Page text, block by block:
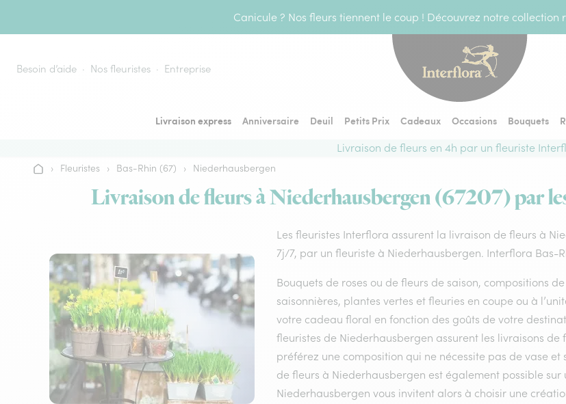
Canicule ? Nos fleurs tiennent le coup ! Découvrez notre collection
Besoin d’aide Nos fleuristes Entreprise
Livraison express Anniversaire Deuil Petits Prix Cadeaux Occasions Bouquets
Livraison de fleurs en 4h par un fleuriste
Accueil
› Fleuristes › Bas-Rhin (67) › Niederhausbergen
Livraison de fleurs à Niederhausbergen (67207) par
Les fleuristes Interflora assurent la livraison de fleurs à
7j/7, par un fleuriste à Niederhausbergen. Interflora Bas-
Bouquets de roses ou de fleurs de saison, compositions
saisonnières, plantes vertes et fleuries en coupe ou à
votre cadeau floral en fonction des goûts de votre
fleuristes de Niederhausbergen assurent les livraisons
préférez une composition qui ne nécessite pas de vase
de fleurs à Niederhausbergen est également possible
Niederhausbergen vous invitent alors à choisir une